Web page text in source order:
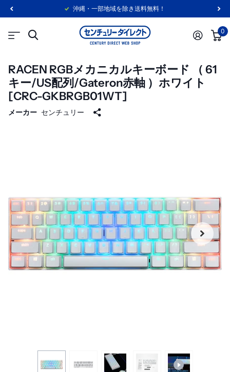
沖縄・一部地域を除き送料無料！
0
RACEN RGBメカニカルキーボード （ 61
キー/US配列/Gateron赤軸 ）ホワイト
[CRC-GKBRGB01WT]
メーカー センチュリー